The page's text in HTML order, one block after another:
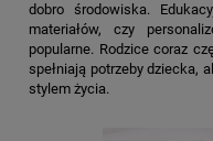
dobro środowiska.
materiałów, czy
popularne. Rodzice coraz
spełniają potrzeby dziecka,
stylem życia.